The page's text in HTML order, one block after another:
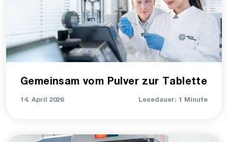
Gemeinsam vom Pulver zur Tablette
14. April 2026 Lesedauer: 1 Minute